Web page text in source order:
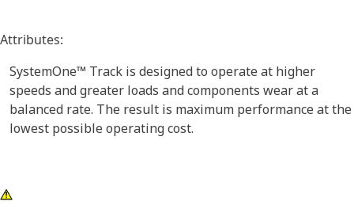
Attributes:
SystemOne™ Track is designed to operate at higher
speeds and greater loads and components wear at a
balanced rate. The result is maximum performance at the
lowest possible operating cost.